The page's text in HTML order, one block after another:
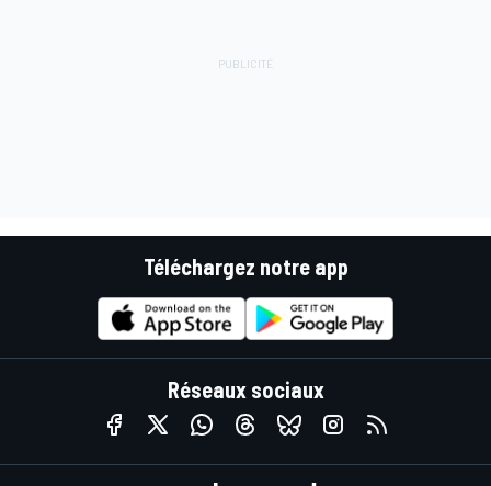
Téléchargez notre app
Réseaux sociaux